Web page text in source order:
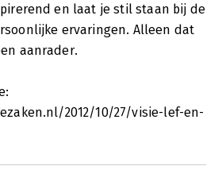
en laat je stil staan bij de
ervaringen. Alleen dat
aanrader.
2012/10/27/visie-lef-en-